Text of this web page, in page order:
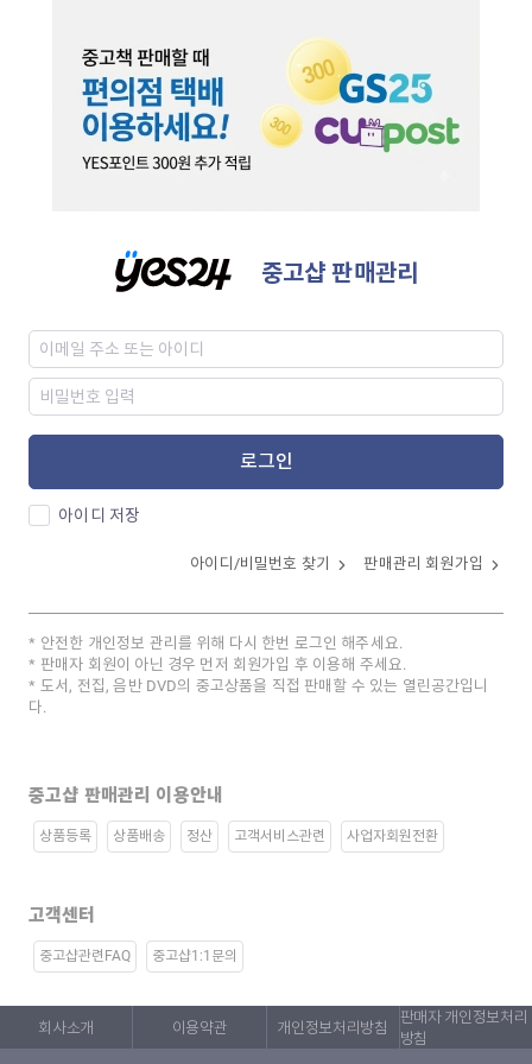
중고샵 판매관리
로그인
아이디 저장
아이디/비밀번호 찾기 판매관리 회원가입
안전한 개인정보 관리를 위해 다시 한번 로그인 해주세요.
판매자 회원이 아닌 경우 먼저 회원가입 후 이용해 주세요.
도서, 전집, 음반 DVD의 중고상품을 직접 판매할 수 있는 열린공간입니
다.
중고샵 판매관리 이용안내
상품등록 상품배송 정산 고객서비스관련 사업자회원전환
고객센터
중고샵관련FAQ 중고샵1:1문의
회사소개 이용약관 개인정보처리방침
판매자 개인정보처리
방침